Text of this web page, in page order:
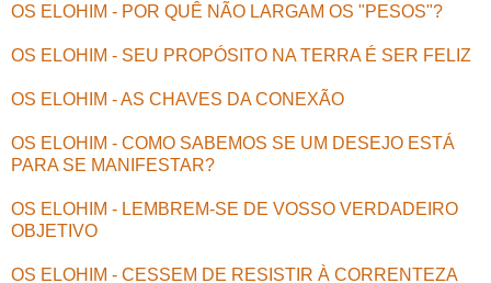
OS ELOHIM - POR QUÊ NÃO LARGAM OS "PESOS"?
OS ELOHIM - SEU PROPÓSITO NA TERRA É SER FELIZ
OS ELOHIM - AS CHAVES DA CONEXÃO
OS ELOHIM - COMO SABEMOS SE UM DESEJO ESTÁ
PARA SE MANIFESTAR?
OS ELOHIM - LEMBREM-SE DE VOSSO VERDADEIRO
OBJETIVO
OS ELOHIM - CESSEM DE RESISTIR À CORRENTEZA